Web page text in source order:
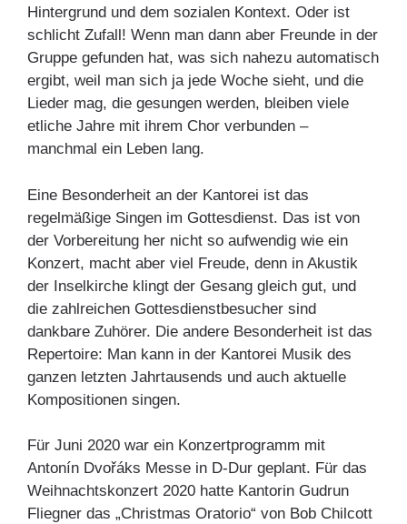
Hintergrund und dem sozialen Kontext. Oder ist
schlicht Zufall! Wenn man dann aber Freunde in der
Gruppe gefunden hat, was sich nahezu automatisch
ergibt, weil man sich ja jede Woche sieht, und die
Lieder mag, die gesungen werden, bleiben viele
etliche Jahre mit ihrem Chor verbunden –
manchmal ein Leben lang.
Eine Besonderheit an der Kantorei ist das
regelmäßige Singen im Gottesdienst. Das ist von
der Vorbereitung her nicht so aufwendig wie ein
Konzert, macht aber viel Freude, denn in Akustik
der Inselkirche klingt der Gesang gleich gut, und
die zahlreichen Gottesdienstbesucher sind
dankbare Zuhörer. Die andere Besonderheit ist das
Repertoire: Man kann in der Kantorei Musik des
ganzen letzten Jahrtausends und auch aktuelle
Kompositionen singen.
Für Juni 2020 war ein Konzertprogramm mit
Antonín Dvořáks Messe in D-Dur geplant. Für das
Weihnachtskonzert 2020 hatte Kantorin Gudrun
Fliegner das „Christmas Oratorio“ von Bob Chilcott